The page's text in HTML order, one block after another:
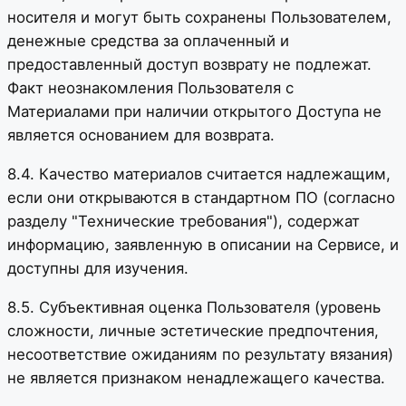
носителя и могут быть сохранены Пользователем,
денежные средства за оплаченный и
предоставленный доступ возврату не подлежат.
Факт неознакомления Пользователя с
Материалами при наличии открытого Доступа не
является основанием для возврата.
8.4. Качество материалов считается надлежащим,
если они открываются в стандартном ПО (согласно
разделу "Технические требования"), содержат
информацию, заявленную в описании на Сервисе, и
доступны для изучения.
8.5. Субъективная оценка Пользователя (уровень
сложности, личные эстетические предпочтения,
несоответствие ожиданиям по результату вязания)
не является признаком ненадлежащего качества.